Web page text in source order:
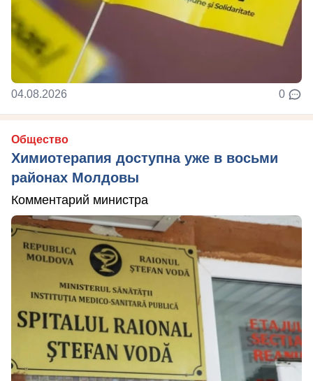
04.08.2026 0
Общество
Химиотерапия доступна уже в восьми
районах Молдовы
Комментарий министра